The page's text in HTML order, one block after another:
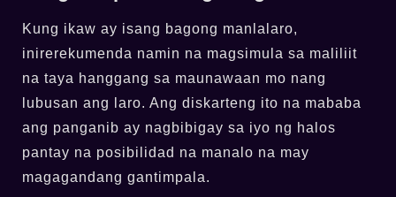
Kung ikaw ay isang bagong manlalaro,
inirerekumenda namin na magsimula sa maliliit
na taya hanggang sa maunawaan mo nang
lubusan ang laro. Ang diskarteng ito na mababa
ang panganib ay nagbibigay sa iyo ng halos
pantay na posibilidad na manalo na may
magagandang gantimpala.